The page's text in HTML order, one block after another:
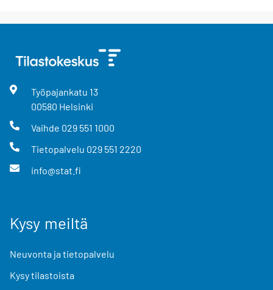
Työpajankatu 13
00580 Helsinki
Vaihde 029 551 1000
Tietopalvelu 029 551 2220
info@stat.fi
Kysy meiltä
Neuvonta ja tietopalvelu
Kysy tilastoista